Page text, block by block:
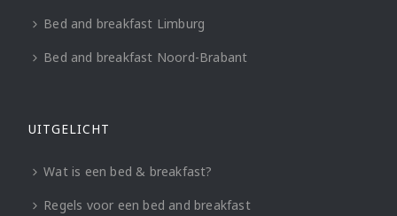
Bed and breakfast Limburg
Bed and breakfast Noord-Brabant
UITGELICHT
Wat is een bed & breakfast?
Regels voor een bed and breakfast